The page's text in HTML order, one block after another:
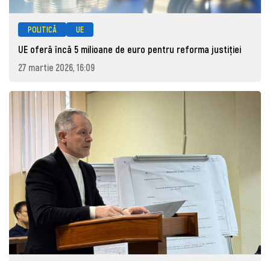
POLITICĂ UE
UE oferă încă 5 milioane de euro pentru reforma justiției
27 martie 2026, 16:09